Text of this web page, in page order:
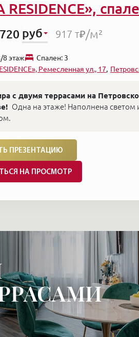
RESIDENCE»,
руб 917 т₽/м²
8 этаж
Cпален: 3
Ремесленная ул., 17
с двумя террасами на
Одна на этаже! Наполнена светом
ПРЕЗЕНТАЦИЮ
НА ПРОСМОТР